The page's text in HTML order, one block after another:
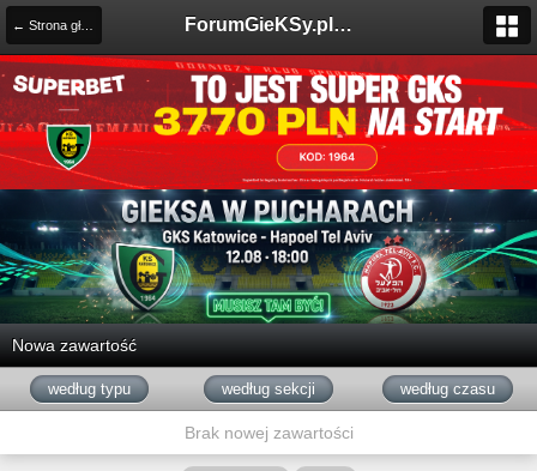
← Strona główna ForumGieKSy.pl - Oficjalne forum kibiców GKS Katowice
Nowa zawartość
według typu według sekcji według czasu
Brak nowej zawartości